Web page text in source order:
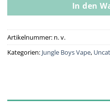
In den
Artikelnummer: n. v.
Kategorien: Jungle Boys Vape,